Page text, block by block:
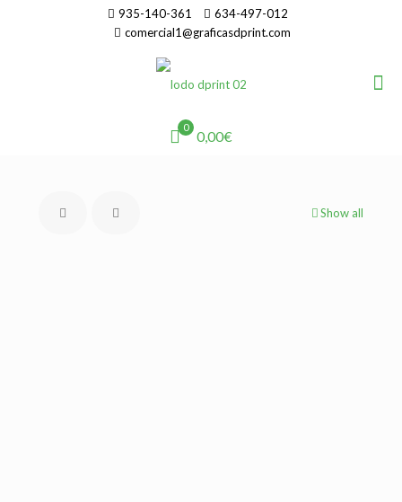
935-140-361
634-497-012
comercial1@graficasdprint.com
0
0,00€
Show all